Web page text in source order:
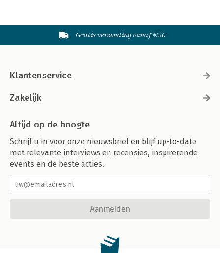
Gratis verzending vanaf €20
Klantenservice
Zakelijk
Altijd op de hoogte
Schrijf u in voor onze nieuwsbrief en blijf up-to-date
met relevante interviews en recensies, inspirerende
events en de beste acties.
Aanmelden